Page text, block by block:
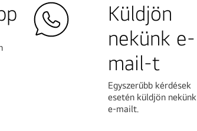
Küldjön
nekünk e-
mail-t
Egyszerűbb kérdések
esetén küldjön nekünk
e-mailt.